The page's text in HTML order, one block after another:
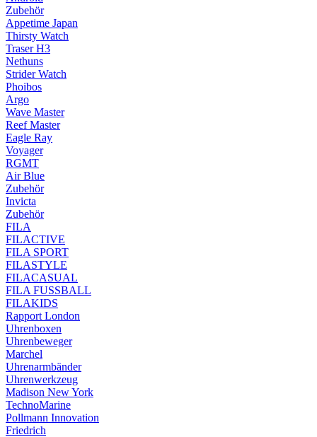
Zubehör
Appetime Japan
Thirsty Watch
Traser H3
Nethuns
Strider Watch
Phoibos
Argo
Wave Master
Reef Master
Eagle Ray
Voyager
RGMT
Air Blue
Zubehör
Invicta
Zubehör
FILA
FILACTIVE
FILA SPORT
FILASTYLE
FILACASUAL
FILA FUSSBALL
FILAKIDS
Rapport London
Uhrenboxen
Uhrenbeweger
Marchel
Uhrenarmbänder
Uhrenwerkzeug
Madison New York
TechnoMarine
Pollmann Innovation
Friedrich